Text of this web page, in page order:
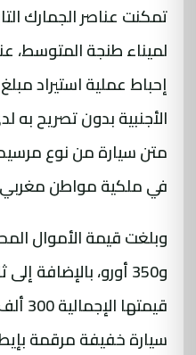
تمكنت عناصر الجمارك
لميناء طنجة المتوسط،
إحباط عملية استيراد
الأجنبية بدون تصريح
في ملكية مواطن مغربي
وبلغت قيمة الأموال
و350 أورو، بالإضافة
سيارة خفيفة مرقمة